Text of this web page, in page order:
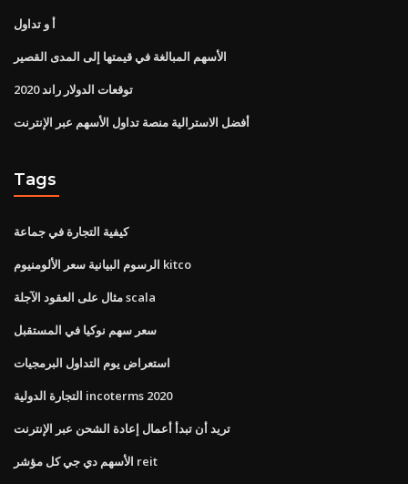
أ و تداول
الأسهم المبالغة في قيمتها إلى المدى القصير
توقعات الدولار راند 2020
أفضل الاسترالية منصة تداول الأسهم عبر الإنترنت
Tags
كيفية التجارة في جماعة
الرسوم البيانية سعر الألومنيوم kitco
مثال على العقود الآجلة scala
سعر سهم نوكيا في المستقبل
استعراض يوم التداول البرمجيات
التجارة الدولية incoterms 2020
تريد أن تبدأ أعمال إعادة الشحن عبر الإنترنت
الأسهم دي جي كل مؤشر reit